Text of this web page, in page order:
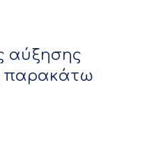
αύξησης
παρακάτω